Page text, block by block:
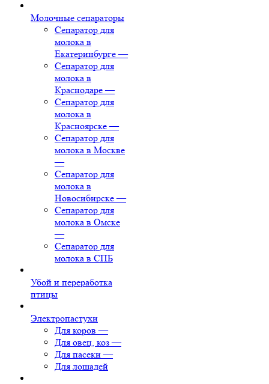
Молочные сепараторы
Сепаратор для
молока в
Екатеринбурге —
Сепаратор для
молока в
Краснодаре —
Сепаратор для
молока в
Красноярске —
Сепаратор для
молока в Москве
—
Сепаратор для
молока в
Новосибирске —
Сепаратор для
молока в Омске
—
Сепаратор для
молока в СПБ
Убой и переработка
птицы
Электропастухи
Для коров —
Для овец, коз —
Для пасеки —
Для лошадей